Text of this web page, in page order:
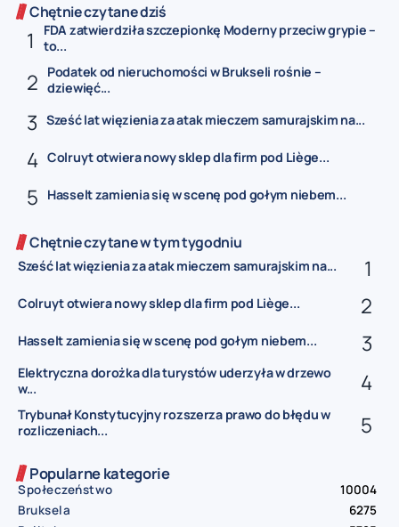
Chętnie czytane dziś
FDA zatwierdziła szczepionkę Moderny przeciw grypie –
to...
Podatek od nieruchomości w Brukseli rośnie –
dziewięć...
Sześć lat więzienia za atak mieczem samurajskim na...
Colruyt otwiera nowy sklep dla firm pod Liège...
Hasselt zamienia się w scenę pod gołym niebem...
Chętnie czytane w tym tygodniu
Sześć lat więzienia za atak mieczem samurajskim na...
Colruyt otwiera nowy sklep dla firm pod Liège...
Hasselt zamienia się w scenę pod gołym niebem...
Elektryczna dorożka dla turystów uderzyła w drzewo
w...
Trybunał Konstytucyjny rozszerza prawo do błędu w
rozliczeniach...
Popularne kategorie
Społeczeństwo
10004
Bruksela
6275